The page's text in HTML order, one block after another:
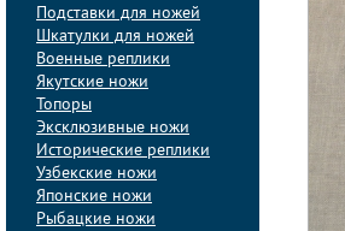
Подставки для ножей
Шкатулки для ножей
Военные реплики
Якутские ножи
Топоры
Эксклюзивные ножи
Исторические реплики
Узбекские ножи
Японские ножи
Рыбацкие ножи